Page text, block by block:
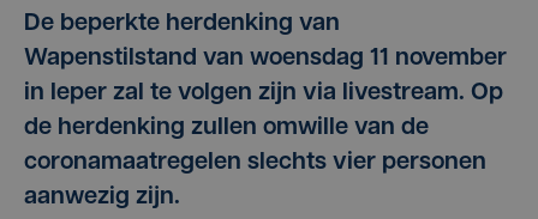
De beperkte herdenking van
Wapenstilstand van woensdag 11 november
in Ieper zal te volgen zijn via livestream. Op
de herdenking zullen omwille van de
coronamaatregelen slechts vier personen
aanwezig zijn.